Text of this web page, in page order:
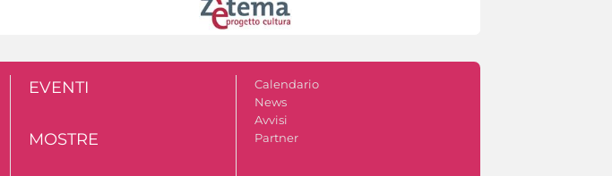
EVENTI
MOSTRE
Calendario
News
Avvisi
Partner